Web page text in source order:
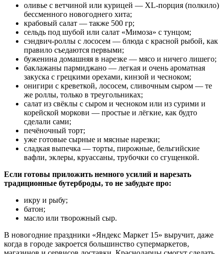
оливье с ветчиной или курицей — XL-порция (полкило)
бессменного новогоднего хита;
крабовый салат — также 500 гр;
сельдь под шубой или салат «Мимоза» с тунцом;
сэндвич-роллы с лососем — блюда с красной рыбой, как
правило съедаются первыми;
буженина домашняя в нарезке — мясо и ничего лишего;
баклажаны пармиджано — легкая и очень ароматная
закуска с грецкими орехами, кинзой и чесноком;
онигири с креветкой, лососем, сливочным сыром — те
же роллы, только в треугольниках;
салат из свёклы с сыром и чесноком или из сурими и
корейской моркови — простые и лёгкие, как будто
сделали сами;
печёночный торт;
уже готовые сырные и мясные нарезки;
сладкая выпечка — торты, пирожные, бельгийские
вафли, эклеры, круассаны, трубочки со сгущенкой.
Если готовы приложить немного усилий и нарезать
традиционные бутерброды, то не забудьте про:
икру и рыбу;
батон;
масло или творожный сыр.
В новогодние праздники «Яндекс Маркет 15» выручит, даже
когда в городе закроется большинство супермаркетов,